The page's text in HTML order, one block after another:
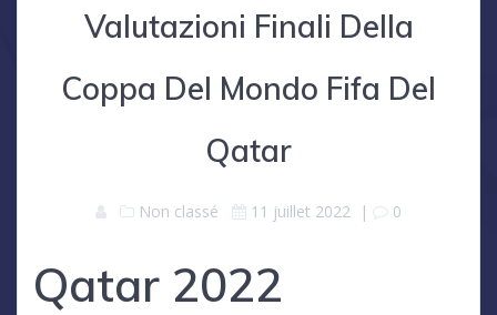
Valutazioni Finali Della
Coppa Del Mondo Fifa Del
Qatar
Non classé 11 juillet 2022 | 0
Qatar 2022